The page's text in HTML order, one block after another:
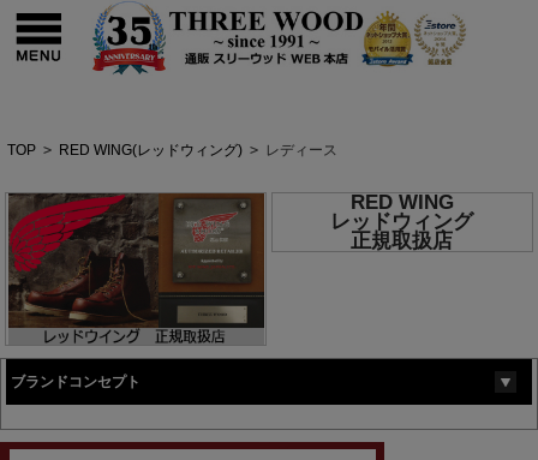
TOP > RED WING(レッドウィング) > レディース
RED WING
レッドウィング
正規取扱店
ブランドコンセプト